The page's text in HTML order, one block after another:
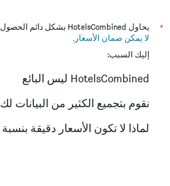
*
يحاول HotelsCombined بشكل دائم الحصول على الأسعار الدقيقة، ولكن
لا يمكن ضمان الأسعار .
إليك السبب:
HotelsCombined ليس البائع
نقوم بتجميع الكثير من البيانات لك
لماذا لا تكون الأسعار دقيقة بنسبة 100٪؟